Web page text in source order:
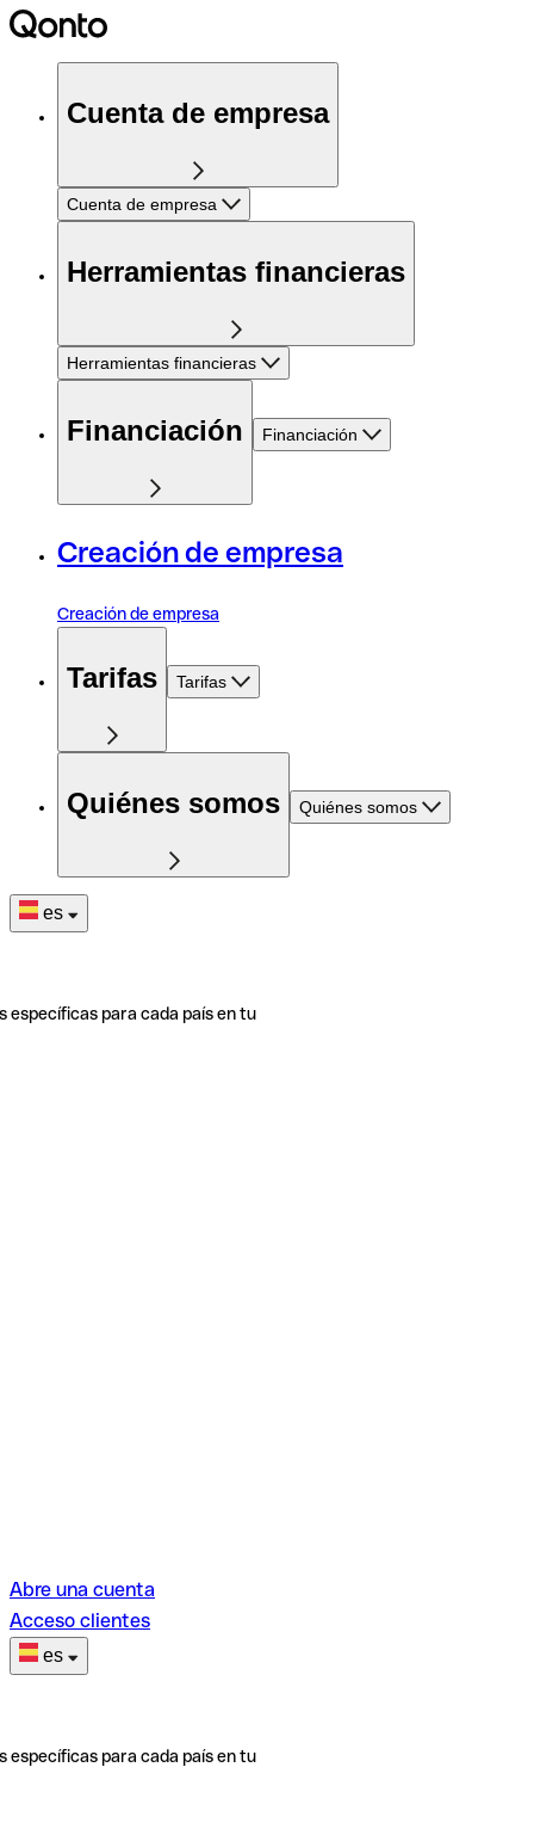
Cuenta de empresa
Cuenta de empresa
Herramientas financieras
Herramientas financieras
Financiación Financiación
Creación de empresa
Creación de empresa
Tarifas Tarifas
Quiénes somos Quiénes somos
es
específicas para cada país en tu
Abre una cuenta
Acceso clientes
es
específicas para cada país en tu